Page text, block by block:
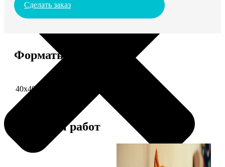
Сделать заказ
Форматы и цены
40х40 односторонняя печать
Примеры работ